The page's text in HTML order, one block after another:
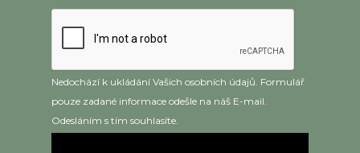
Nedochází k ukládání Vašich osobních údajů. Formulář
pouze zadané informace odešle na náš E-mail.
Odesláním s tím souhlasíte.